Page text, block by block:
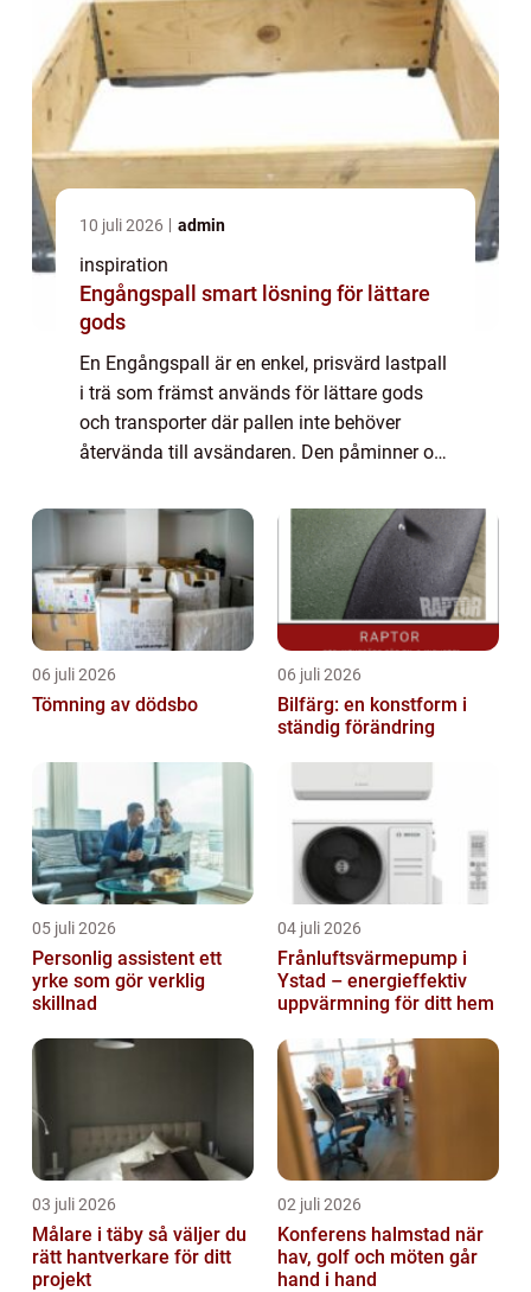
10 juli 2026 admin
inspiration
Engångspall smart lösning för lättare
gods
En Engångspall är en enkel, prisvärd lastpall
i trä som främst används för lättare gods
och transporter där pallen inte behöver
återvända till avsändaren. Den påminner om
men har en enklare konstruktion oc...
06 juli 2026
Tömning av dödsbo
06 juli 2026
Bilfärg: en konstform i
ständig förändring
05 juli 2026
Personlig assistent ett
yrke som gör verklig
skillnad
04 juli 2026
Frånluftsvärmepump i
Ystad – energieffektiv
uppvärmning för ditt hem
03 juli 2026
Målare i täby så väljer du
rätt hantverkare för ditt
projekt
02 juli 2026
Konferens halmstad när
hav, golf och möten går
hand i hand